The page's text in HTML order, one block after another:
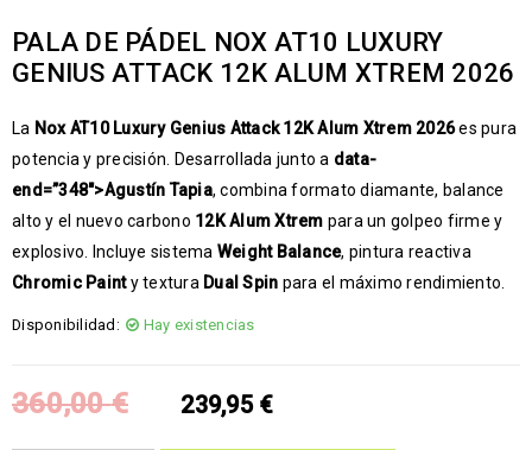
PALA DE PÁDEL NOX AT10 LUXURY
GENIUS ATTACK 12K ALUM XTREM 2026
La Nox AT10 Luxury Genius Attack 12K Alum Xtrem 2026es pura
potencia y precisión. Desarrollada junto a data-
end=”348″>Agustín Tapia, combina formato diamante, balance
alto y el nuevo carbono 12K Alum Xtrem para un golpeo firme y
explosivo. Incluye sistema Weight Balance, pintura reactiva
Chromic Painty textura Dual Spin para el máximo rendimiento.
Disponibilidad: Hay existencias
360,00€ 239,95 €